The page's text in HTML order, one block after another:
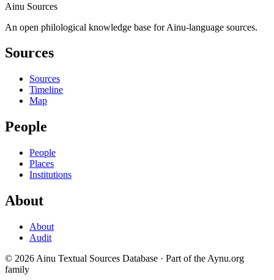
Ainu Sources
An open philological knowledge base for Ainu-language sources.
Sources
Sources
Timeline
Map
People
People
Places
Institutions
About
About
Audit
© 2026 Ainu Textual Sources Database · Part of the Aynu.org
family